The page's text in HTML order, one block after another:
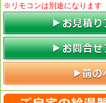
※リモコンは別途になります